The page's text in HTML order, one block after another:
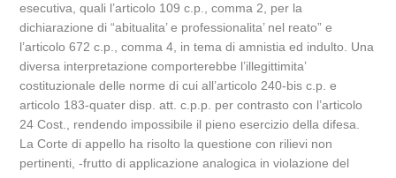
esecutiva, quali l’articolo 109 c.p., comma 2, per la
dichiarazione di “abitualita’ e professionalita’ nel reato” e
l’articolo 672 c.p., comma 4, in tema di amnistia ed indulto. Una
diversa interpretazione comporterebbe l’illegittimita’
costituzionale delle norme di cui all’articolo 240-bis c.p. e
articolo 183-quater disp. att. c.p.p. per contrasto con l’articolo
24 Cost., rendendo impossibile il pieno esercizio della difesa.
La Corte di appello ha risolto la questione con rilievi non
pertinenti, -frutto di applicazione analogica in violazione del